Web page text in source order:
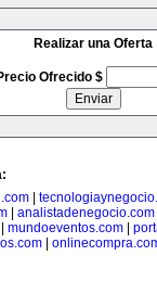
Realizar una Oferta
Ofrecido $
|
| analistadenegocio.com
mundoeventos.com